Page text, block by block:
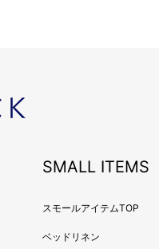
SMALL ITEMS
スモールアイテムTOP
ベッドリネン